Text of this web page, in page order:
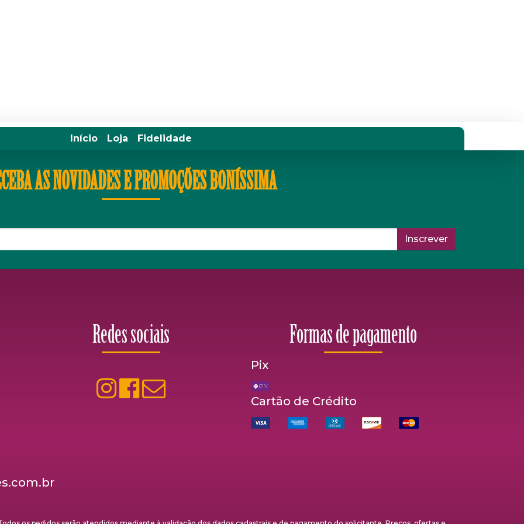
Início Loja Fidelidade
AS NOVIDADES E PROMOÇÕES BONÍSSIMA
Inscrever
Redes sociais Formas de pagamento
Pix
Cartão de Crédito